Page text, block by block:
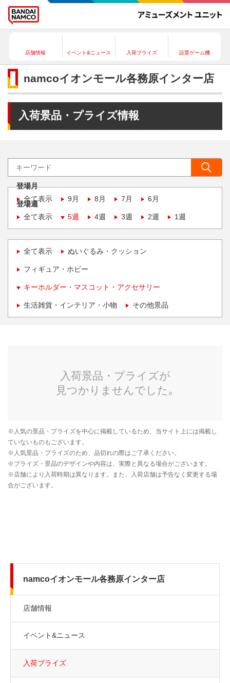
店舗情報 イベント&ニュース 入荷プライズ 設置ゲーム機
namcoイオンモール各務原インター店
入荷景品・プライズ情報
登場月
全て表示
9月 8月 7月 6月
登場週
全て表示
5週 4週 3週 2週 1週
全て表示 ぬいぐるみ・クッション
フィギュア・ホビー
キーホルダー・マスコット・アクセサリー
生活雑貨・インテリア・小物 その他景品
namcoイオンモール各務原インター店
店舗情報
イベント&ニュース
入荷プライズ